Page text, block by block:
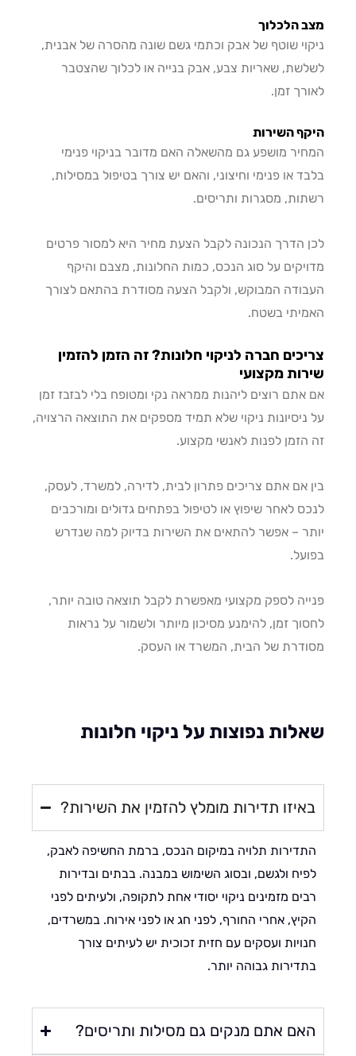
הלכלוך
שוטף של אבק וכתמי גשם שונה מהסרה של אבנית,
שאריות צבע, אבק בנייה או לכלוך שהצטבר
זמן.
השירות
מושפע גם מהשאלה האם מדובר בניקוי פנימי
או פנימי וחיצוני, והאם יש צורך בטיפול במסילות,
מסגרות ותריסים.
הדרך הנכונה לקבל הצעת מחיר היא למסור פרטים
על סוג הנכס, כמות החלונות, מצבם והיקף
המבוקש, ולקבל הצעה מסודרת בהתאם לצורך
בשטח.
חברה לניקוי חלונות? זה הזמן להזמין
מקצועי
רוצים ליהנות ממראה נקי ומטופח בלי לבזבז זמן
ניקוי שלא תמיד מספקים את התוצאה הרצויה,
לפנות לאנשי מקצוע.
אם אתם צריכים פתרון לבית, לדירה, למשרד, לעסק,
לאחר שיפוץ או לטיפול בפתחים גדולים ומורכבים
– אפשר להתאים את השירות בדיוק למה שנדרש
לספק מקצועי מאפשרת לקבל תוצאה טובה יותר,
זמן, להימנע מסיכון מיותר ולשמור על נראות
של הבית, המשרד או העסק.
נפוצות על ניקוי חלונות
תדירות מומלץ להזמין את השירות?
תלויה במיקום הנכס, ברמת החשיפה לאבק,
ולגשם, ובסוג השימוש במבנה. בבתים ובדירות
מזמינים ניקוי יסודי אחת לתקופה, ולעיתים לפני
אחרי החורף, לפני חג או לפני אירוח. במשרדים,
ועסקים עם חזית זכוכית יש לעיתים צורך
גבוהה יותר.
אתם מנקים גם מסילות ותריסים?